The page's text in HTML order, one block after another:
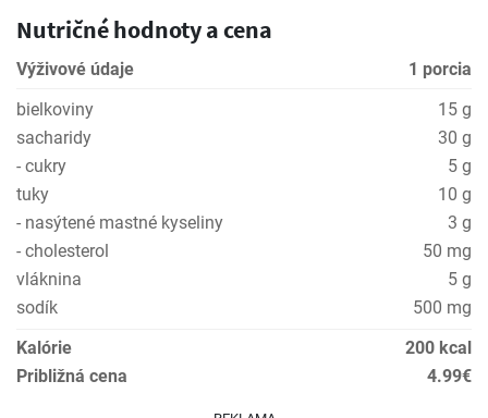
Nutričné hodnoty a cena
Výživové údaje
1 porcia
bielkoviny
15 g
sacharidy
30 g
- cukry
5 g
tuky
10 g
- nasýtené mastné kyseliny
3 g
- cholesterol
50 mg
vláknina
5 g
sodík
500 mg
Kalórie
200 kcal
Približná cena
4.99€